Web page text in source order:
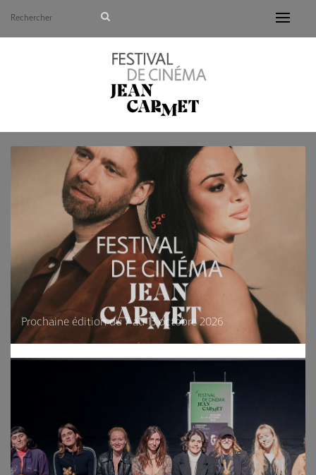
Avant de continuer, contrôlez l'utilisation de vos
Prochaine édition du 7 au 13 octobre 2026